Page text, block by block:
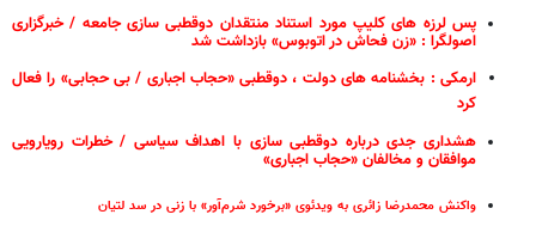
پس لرزه های کلیپ مورد استناد منتقدان دوقطبی سازی جامعه / خبرگزاری
اصولگرا : «زن فحاش در اتوبوس» بازداشت شد
ارمکی : بخشنامه های دولت ، دوقطبی «حجاب اجباری / بی حجابی» را فعال
کرد
هشداری جدی درباره دوقطبی سازی با اهداف سیاسی / خطرات رویارویی
موافقان و مخالفان «حجاب اجباری»
واکنش محمدرضا زائری به ویدئوی «برخورد شرم‌آور» با زنی در سد لتیان